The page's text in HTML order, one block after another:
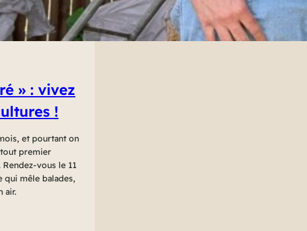
» : vivez
!
et pourtant on
premier
vous le 11
qui mêle balades,
air.